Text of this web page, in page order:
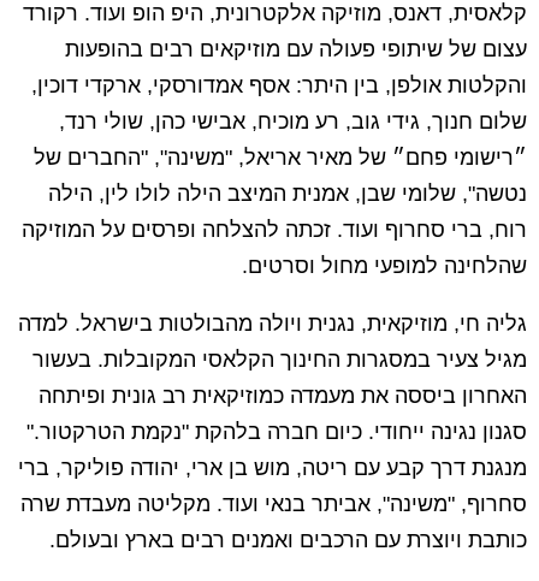
קלאסית, דאנס, מוזיקה אלקטרונית, היפ הופ ועוד. רקורד
עצום של שיתופי פעולה עם מוזיקאים רבים בהופעות
והקלטות אולפן, בין היתר: אסף אמדורסקי, ארקדי דוכין,
שלום חנוך, גידי גוב, רע מוכיח, אבישי כהן, שולי רנד,
״רישומי פחם״ של מאיר אריאל, "משינה", "החברים של
נטשה", שלומי שבן, אמנית המיצב הילה לולו לין, הילה
רוח, ברי סחרוף ועוד. זכתה להצלחה ופרסים על המוזיקה
שהלחינה למופעי מחול וסרטים.
גליה חי, מוזיקאית, נגנית ויולה מהבולטות בישראל. למדה
מגיל צעיר במסגרות החינוך הקלאסי המקובלות. בעשור
האחרון ביססה את מעמדה כמוזיקאית רב גונית ופיתחה
סגנון נגינה ייחודי. כיום חברה בלהקת "נקמת הטרקטור."
מנגנת דרך קבע עם ריטה, מוש בן ארי, יהודה פוליקר, ברי
סחרוף, "משינה", אביתר בנאי ועוד. מקליטה מעבדת שרה
כותבת ויוצרת עם הרכבים ואמנים רבים בארץ ובעולם.